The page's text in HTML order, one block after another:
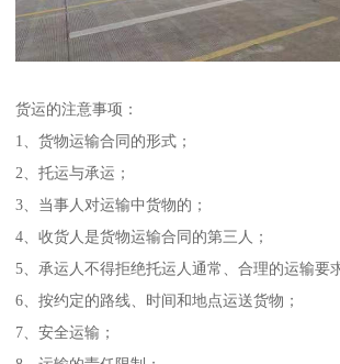
货运的注意事项：
1、货物运输合同的形式；
2、托运与承运；
3、当事人对运输中货物的；
4、收货人是货物运输合同的第三人；
5、承运人不得拒绝托运人通常、合理的运输要
6、按约定的路线、时间和地点运送货物；
7、安全运输；